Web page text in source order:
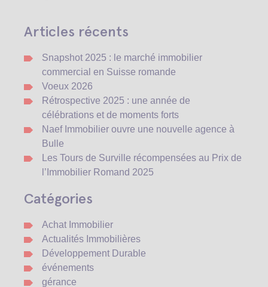
Articles récents
Snapshot 2025 : le marché immobilier
commercial en Suisse romande
Voeux 2026
Rétrospective 2025 : une année de
célébrations et de moments forts
Naef Immobilier ouvre une nouvelle agence à
Bulle
Les Tours de Surville récompensées au Prix de
l’Immobilier Romand 2025
Catégories
Achat Immobilier
Actualités Immobilières
Développement Durable
événements
gérance